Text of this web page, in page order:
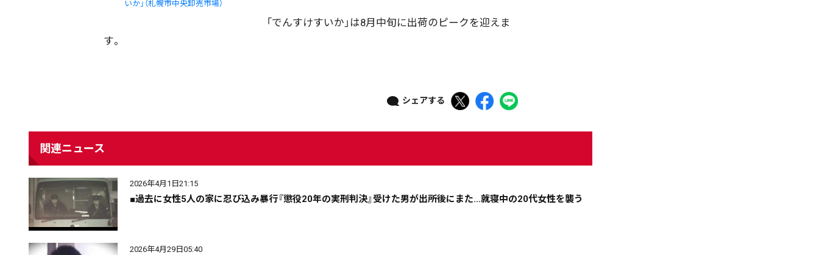
いか」（札幌市中央卸売市場）
「でんすけすいか」は8月中旬に出荷のピークを迎えま
す。
シェアする
関連ニュース
2026年4月1日21:15
■過去に女性5人の家に忍び込み暴行『懲役20年の実刑判決』受けた男が出所後にまた…就寝中の20代女性を襲う
2026年4月29日05:40